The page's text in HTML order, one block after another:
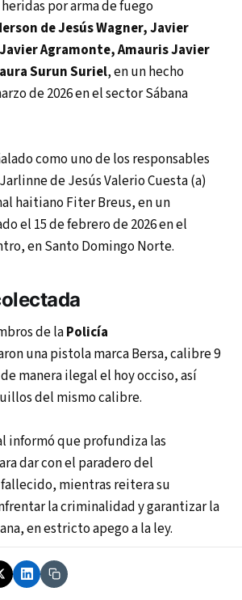
heridas por arma de fuego
de Jesús Wagner, Javier
Agramonte, Amauris Javier
Surun Suriel, en un hecho
de 2026 en el sector Sábana
como uno de los responsables
de Jesús Valerio Cuesta (a)
haitiano Fiter Breus, en un
el 15 de febrero de 2026 en el
en Santo Domingo Norte.
de laPolicía
una pistola marca Bersa, calibre 9
manera ilegal el hoy occiso, así
del mismo calibre.
informó que profundiza las
dar con el paradero del
mientras reitera su
la criminalidad y garantizar la
en estricto apego a la ley.